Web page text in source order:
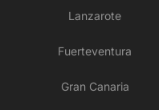
Lanzarote
Fuerteventura
Gran Canaria